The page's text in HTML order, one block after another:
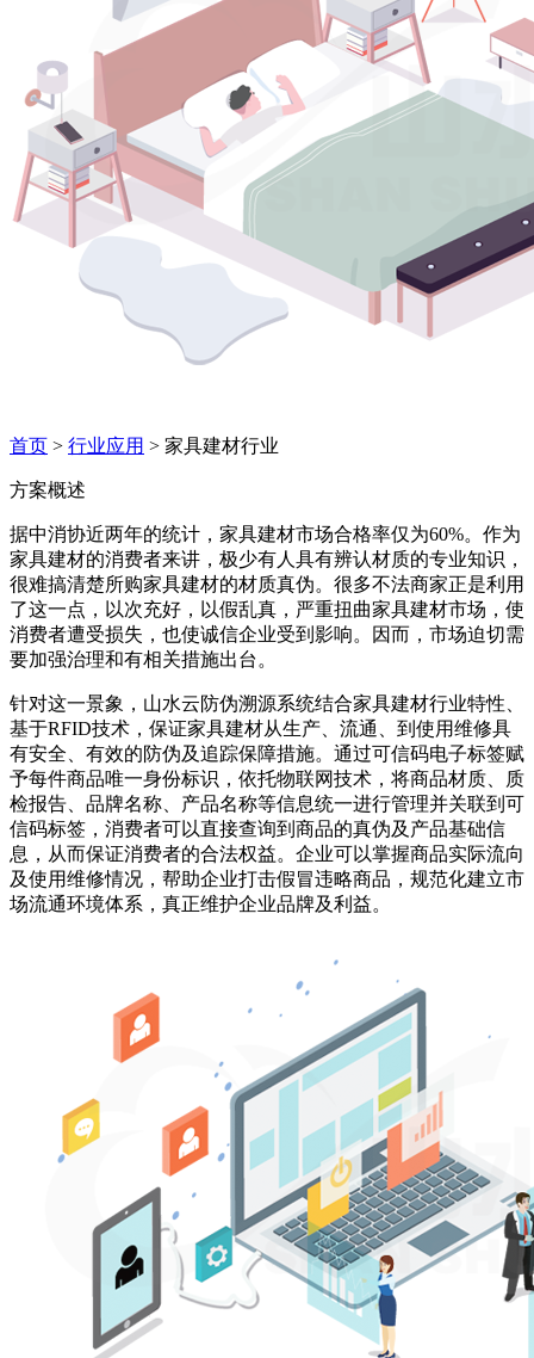
首页 > 行业应用 > 家具建材行业
方案概述
据中消协近两年的统计，家具建材市场合格率仅为60%。作为
家具建材的消费者来讲，极少有人具有辨认材质的专业知识，
很难搞清楚所购家具建材的材质真伪。很多不法商家正是利用
了这一点，以次充好，以假乱真，严重扭曲家具建材市场，使
消费者遭受损失，也使诚信企业受到影响。因而，市场迫切需
要加强治理和有相关措施出台。
针对这一景象，山水云防伪溯源系统结合家具建材行业特性、
基于RFID技术，保证家具建材从生产、流通、到使用维修具
有安全、有效的防伪及追踪保障措施。通过可信码电子标签赋
予每件商品唯一身份标识，依托物联网技术，将商品材质、质
检报告、品牌名称、产品名称等信息统一进行管理并关联到可
信码标签，消费者可以直接查询到商品的真伪及产品基础信
息，从而保证消费者的合法权益。企业可以掌握商品实际流向
及使用维修情况，帮助企业打击假冒违略商品，规范化建立市
场流通环境体系，真正维护企业品牌及利益。